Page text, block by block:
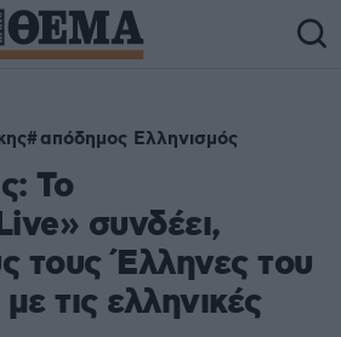
απόδημος Ελληνισμός
Το
συνδέει,
τους Έλληνες του
τις ελληνικές